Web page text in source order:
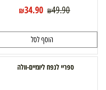
₪49.90
₪34.90
הוסף לסל
ספריי לנפח ליומיים-וולה